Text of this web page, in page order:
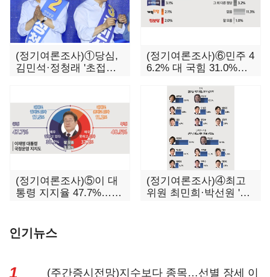
(정기여론조사)①당심,
김민석·정청래 '초접
(정기여론조사)⑥민주 4
6.2% 대 국힘 31.0%…
(정기여론조사)⑤이 대
통령 지지율 47.7%…일
(정기여론조사)④최고
위원 최민희·박선원 '양
인기뉴스
1 (주간증시전망)지수보다 종목…선별 장세 이